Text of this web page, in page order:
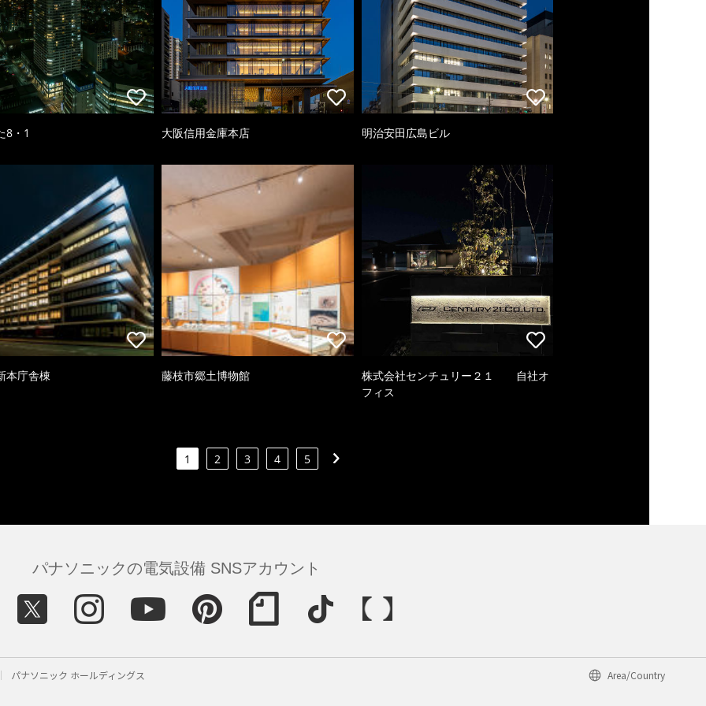
8・1 大阪信用金庫本店 明治安田広島ビル
本庁舎棟 藤枝市郷土博物館
株式会社センチュリー２１ 自社オ
フィス
1 2 3 4 5
パナソニックの電気設備 SNSアカウント
パナソニック ホールディングス Area/Country